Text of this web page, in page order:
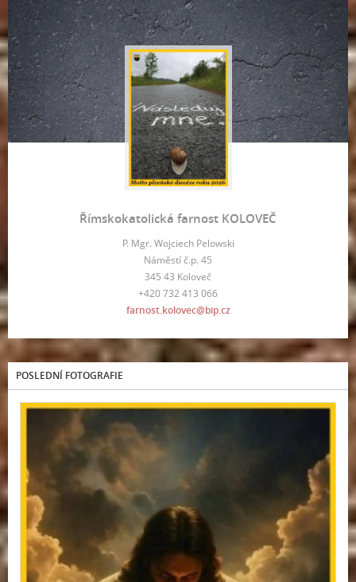
Římskokatolická farnost KOLOVEČ
P. Mgr. Wojciech Pelowski
Náměstí č.p. 45
345 43 Koloveč
+420 732 413 066
farnost.kolovec@bip.cz
POSLEDNÍ FOTOGRAFIE